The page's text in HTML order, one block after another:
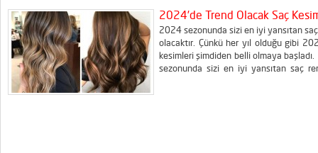
2024’de Trend Olacak Saç
2024 sezonunda sizi en iyi yansıtan
olacaktır. Çünkü her yıl olduğu gibi
kesimleri şimdiden belli olmaya
sezonunda sizi en iyi yansıtan saç